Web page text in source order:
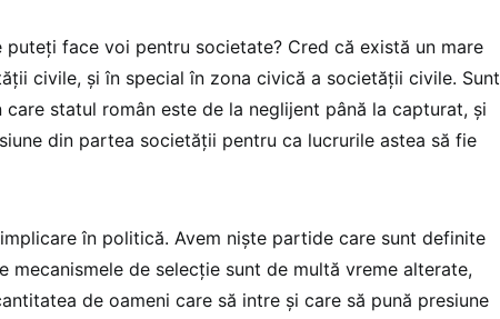
puteți face voi pentru societate? Cred că există un mare
civile, și în special în zona civică a societății civile. Sunt
statul român este de la neglijent până la capturat, și
din partea societății pentru ca lucrurile astea să fie
în politică. Avem niște partide care sunt definite
mecanismele de selecție sunt de multă vreme alterate,
de oameni care să intre și care să pună presiune